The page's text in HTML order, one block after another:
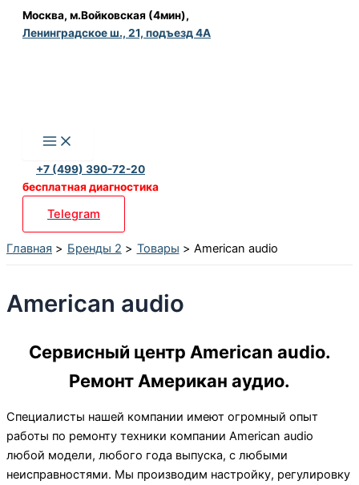
Перейти
Москва, м.Войковская (4мин),
Ленинградское ш., 21, подъезд 4А
+7 (499) 390-72-20
бесплатная диагностика
Telegram
Главная Бренды 2 Товары American audio
American audio
Сервисный центр American audio.
Ремонт Американ аудио.
Специалисты нашей компании имеют огромный опыт
работы по ремонту техники компании American audio
любой модели, любого года выпуска, с любыми
неисправностями. Мы производим настройку, регулировку